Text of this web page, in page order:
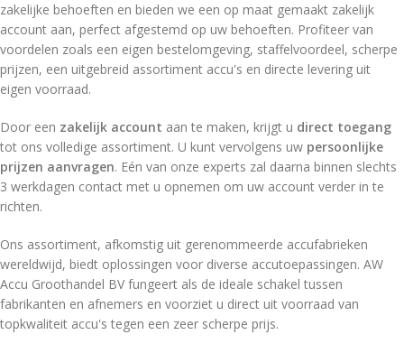
zakelijke behoeften en bieden we een op maat gemaakt zakelijk
account aan, perfect afgestemd op uw behoeften. Profiteer van
voordelen zoals een eigen bestelomgeving, staffelvoordeel, scherpe
prijzen, een uitgebreid assortiment accu's en directe levering uit
eigen voorraad.
Door een zakelijk account aan te maken, krijgt u direct toegang
tot ons volledige assortiment. U kunt vervolgens uw persoonlijke
prijzen aanvragen. Eén van onze experts zal daarna binnen slechts
3 werkdagen contact met u opnemen om uw account verder in te
richten.
Ons assortiment, afkomstig uit gerenommeerde accufabrieken
wereldwijd, biedt oplossingen voor diverse accutoepassingen. AW
Accu Groothandel BV fungeert als de ideale schakel tussen
fabrikanten en afnemers en voorziet u direct uit voorraad van
topkwaliteit accu's tegen een zeer scherpe prijs.